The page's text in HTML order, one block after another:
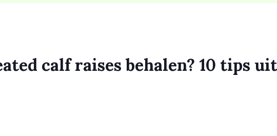
calf raises behalen? 10 tips